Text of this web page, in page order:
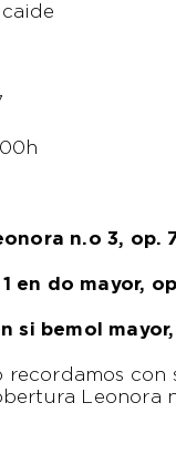
n.o 3, op.
en do mayor,
si bemol mayor,
Leonora